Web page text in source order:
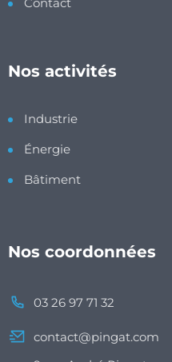
Nos activités
Industrie
Énergie
Bâtiment
Nos coordonnées
03 26 97 71 32
contact@pingat.com